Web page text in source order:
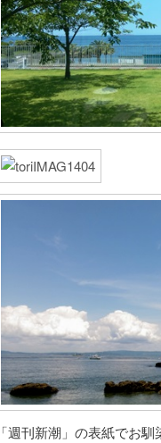
「週刊新潮」の表紙でお